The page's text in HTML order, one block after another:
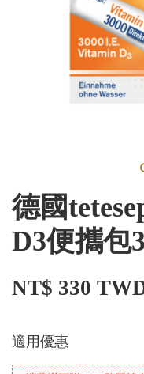
德國
D3便攜包
NT$ 330
適用優惠